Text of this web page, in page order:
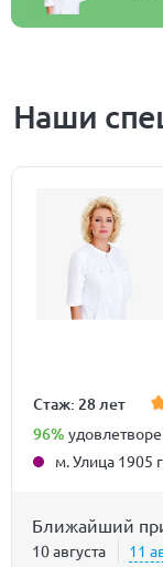
Наши
Стаж: 28 лет
96%
м. Улица 1905
Ближайший
10 августа 11